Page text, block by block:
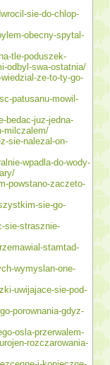
sie-do-chlop-
obecny-spytal-
tle-poduszek-
odbyl-swa-ostatnia/
ze-to-ty-go-
patusanu-mowil-
bedac-juz-jedna-
milczalem/
sie-nalezal-on-
wpadla-do-wody-
powstano-zaczeto-
sie-go-
sie-strasznie-
stamtad-
wymyslan-one-
uwijajace-sie-pod-
porownania-gdyz-
osla-przerwalem-
rozczarowania-